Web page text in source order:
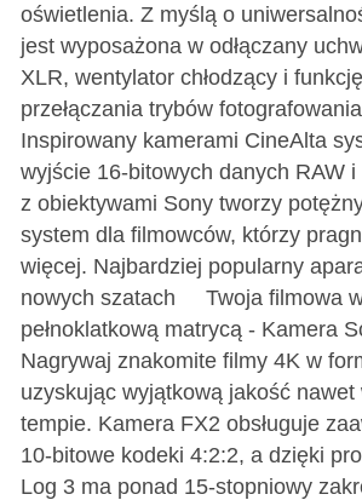
oświetlenia. Z myślą o
jest wyposażona w odłączany
XLR, wentylator chłodzący i
przełączania trybów
Inspirowany kamerami CineAlta
wyjście 16-bitowych danych RAW i
z obiektywami Sony tworzy
system dla filmowców, którzy
więcej. Najbardziej popularny
nowych szatach Twoja filmowa
pełnoklatkową matrycą - Kamera
Nagrywaj znakomite filmy 4K w
uzyskując wyjątkową jakość nawet
tempie. Kamera FX2 obsługuje
10-bitowe kodeki 4:2:2, a dzięki
Log 3 ma ponad 15-stopniowy